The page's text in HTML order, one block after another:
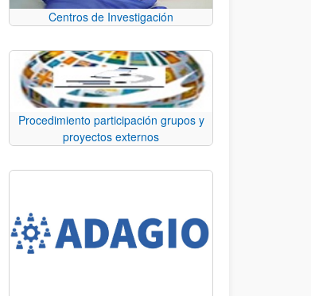
Centros de Investigación
Procedimiento participación grupos y
proyectos externos